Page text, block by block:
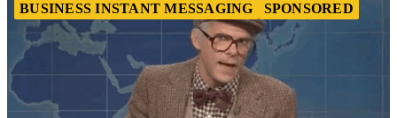
BUSINESS INSTANT MESSAGING
SPONSORED